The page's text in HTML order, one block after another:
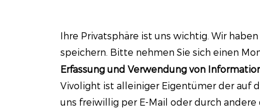
Ihre Privatsphäre ist uns wichtig. Wir
speichern. Bitte nehmen Sie sich einen
Erfassung und Verwendung von
Vivolight ist alleiniger Eigentümer der auf
uns freiwillig per E-Mail oder durch